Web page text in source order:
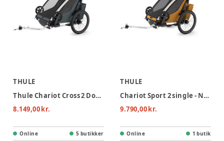
THULE
Thule Chariot Cross 2 Double Cykelvogn - Dark Slate
8.149,00 kr.
Online 5 butikker
THULE
Chariot Sport 2 single - Natural Gold
9.790,00 kr.
Online 1 butik